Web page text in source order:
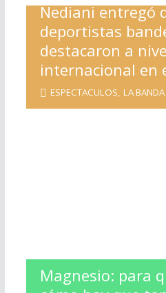
Nediani entregó
deportistas
destacaron a
internacional en
ESPECTACULOS, LA BANDA
Magnesio: para